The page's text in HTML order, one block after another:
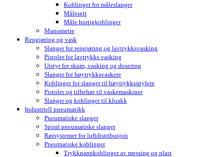
Koblinger for måleslanger
Målesett
Måle hurtigkoblinger
Manometre
Rengjøring og vask
Slanger for rengjøring og lavtrykksvasking
Pistoler for lavtrykks vasking
Utstyr for skum, vasking og dosering
Slanger for høytrykksvaskere
Koblinger for slanger til høytrykksspylere
Pistoler og tilbehør til vaskemaskiner
Slanger og koblinger til kloakk
Industriell pneumatikk
Pneumatiske slanger
Spiral pneumatiske slanger
Rørsystemer for luftdistribusjon
Pneumatiske koblinger
Trykknappkoblinger av messing og plast